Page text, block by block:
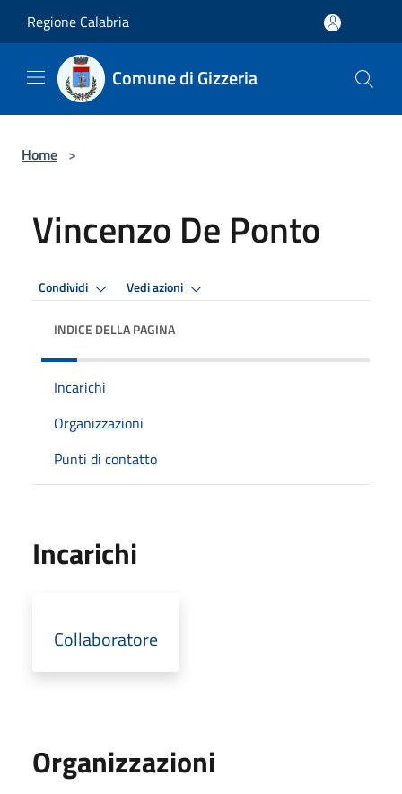
Regione Calabria
Comune di Gizzeria
Home >
Vincenzo De Ponto
Condividi Vedi azioni
INDICE DELLA PAGINA
Incarichi
Organizzazioni
Punti di contatto
Incarichi
Collaboratore
Organizzazioni